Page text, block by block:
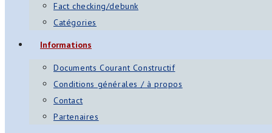
Fact checking/debunk
Catégories
Informations
Documents Courant Constructif
Conditions générales / à propos
Contact
Partenaires